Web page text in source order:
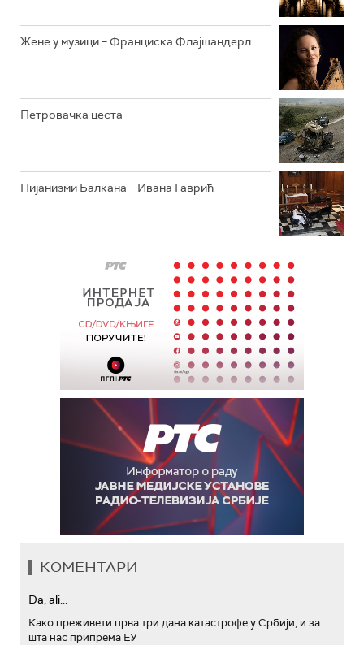
Жене у музици – Франциска Флајшандерл
Петровачка цеста
Пијанизми Балкана – Ивана Гаврић
КОМЕНТАРИ
Da, ali...
Како преживети прва три дана катастрофе у Србији, и за
шта нас припрема ЕУ